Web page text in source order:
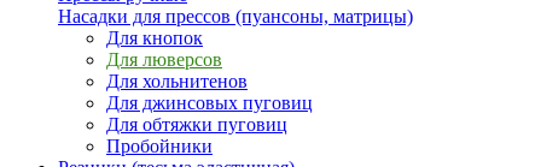
Насадки для прессов (пуансоны, матрицы)
Для кнопок
Для люверсов
Для хольнитенов
Для джинсовых пуговиц
Для обтяжки пуговиц
Пробойники